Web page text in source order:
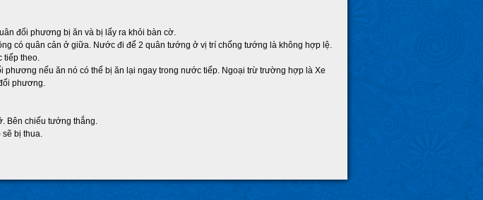
đối phương bị ăn và bị lấy ra khỏi bàn cờ.
có quân cản ở giữa. Nước đi để 2 quân tướng ở vị trí chống tướng là không hợp lệ.
tiếp theo.
phương nếu ăn nó có thể bị ăn lại ngay trong nước tiếp. Ngoại trừ trường hợp là Xe
phương.
Bên chiếu tướng thắng.
bị thua.